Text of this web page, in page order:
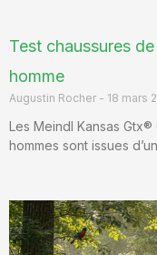
Test chaussures
homme
Augustin Rocher 18 mars
Les Meindl Kansas
hommes sont issues